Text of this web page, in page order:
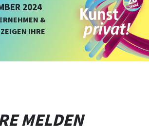
2024
&
IHRE
MELDEN